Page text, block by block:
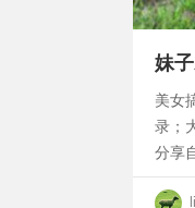
妹
美女
录；
分享